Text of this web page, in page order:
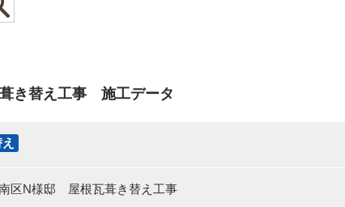
き替え工事 施工データ
区N様邸 屋根瓦葺き替え工事